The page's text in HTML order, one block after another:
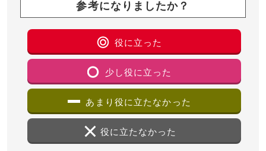
参考になりましたか？
役に立った
少し役に立った
あまり役に立たなかった
役に立たなかった